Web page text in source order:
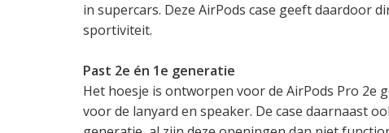
in supercars. Deze AirPods case geeft daardoor
sportiviteit.
Past 2e én 1e generatie
Het hoesje is ontworpen voor de AirPods Pro 2e
voor de lanyard en speaker. De case daarnaast